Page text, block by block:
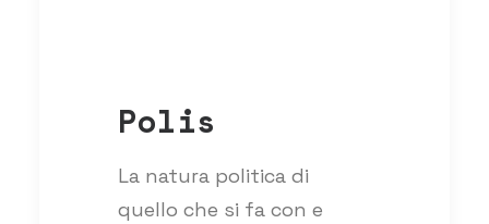
Polis
La natura politica di
quello che si fa con e